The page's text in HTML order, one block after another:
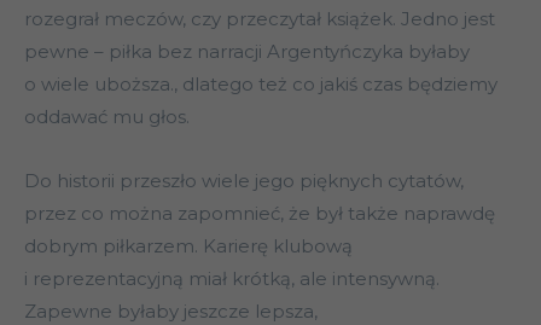
rozegrał meczów, czy przeczytał książek. Jedno jest
pewne – piłka bez narracji Argentyńczyka byłaby
o wiele uboższa., dlatego też co jakiś czas będziemy
oddawać mu głos.
Do historii przeszło wiele jego pięknych cytatów,
przez co można zapomnieć, że był także naprawdę
dobrym piłkarzem. Karierę klubową
i reprezentacyjną miał krótką, ale intensywną.
Zapewne byłaby jeszcze lepsza,